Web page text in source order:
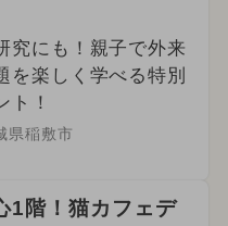
究にも！親子で外来
を楽しく学べる特別
ト！
県稲敷市
1階！猫カフェデ